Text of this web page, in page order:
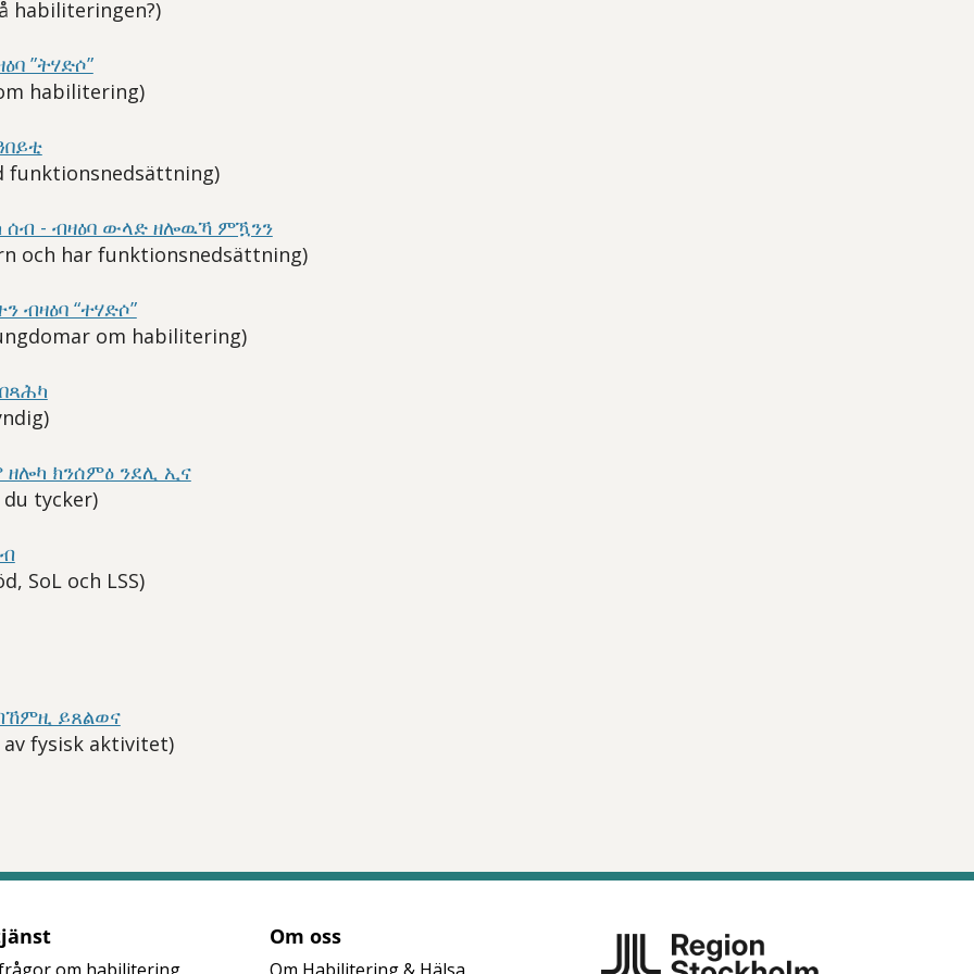
habiliteringen?)
”ትሃድሶ”
habilitering)
funktionsnedsättning)
ሰብ - ብዛዕባ ውላድ ዘሎዉኻ ምዃንን
och har funktionsnedsättning)
ብዛዕባ “ተሃድሶ”
om habilitering)
ክንሰምዕ ንደሊ ኢና
tycker)
SoL och LSS)
ይጸልወና
av fysisk aktivitet)
Om oss